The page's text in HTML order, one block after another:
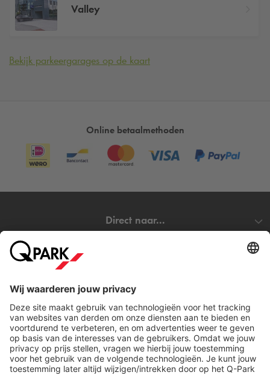
Valley
Bekijk parkeergarages op de kaart
Online betaalmethoden
Direct naar...
Download